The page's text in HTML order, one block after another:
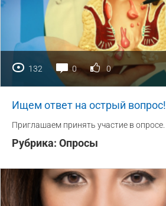
132 0 0
Ищем ответ на острый вопрос!
Приглашаем принять участие в опросе.
Рубрика: Опросы